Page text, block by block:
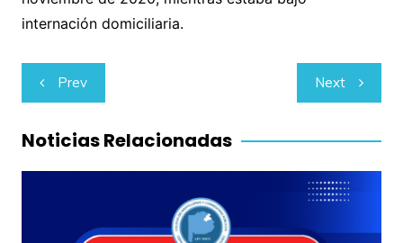
internación domiciliaria.
Navegación
de
entradas
Prev Next
Noticias Relacionadas